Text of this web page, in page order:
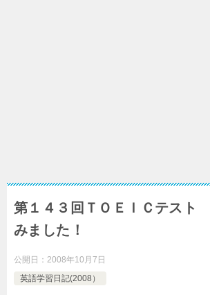
第１４３回ＴＯＥＩＣテスト
みました！
公開日： 2008年10月7日
英語学習日記(2008）